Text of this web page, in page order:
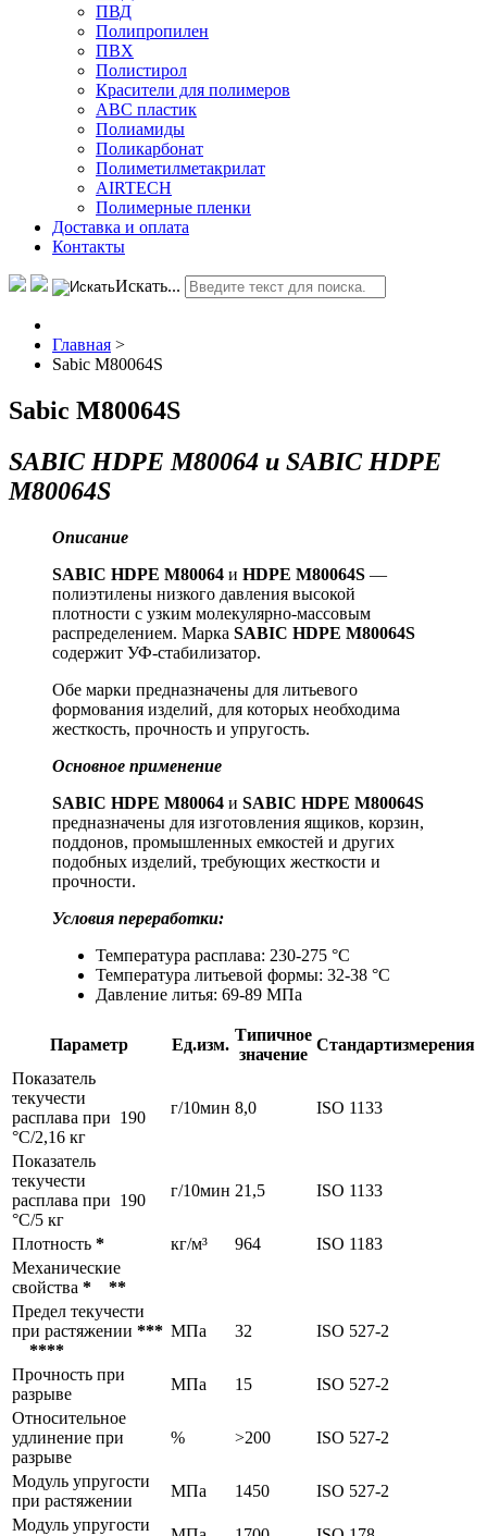
ПВД
Полипропилен
ПВХ
Полистирол
Красители для полимеров
АВС пластик
Полиамиды
Поликарбонат
Полиметилметакрилат
AIRTECH
Полимерные пленки
Доставка и оплата
Контакты
Искать...
Главная >
Sabic M80064S
Sabic M80064S
SABIC HDPE М80064 и SABIC HDPE
М80064S
Описание
SABIC HDPE М80064 и HDPE М80064S —
полиэтилены низкого давления высокой
плотности с узким молекулярно-массовым
распределением. Марка SABIC HDPE М80064S
содержит УФ-стабилизатор.
Обе марки предназначены для литьевого
формования изделий, для которых необходима
жесткость, прочность и упругость.
Основное применение
SABIC HDPE М80064 и SABIC HDPE М80064S
предназначены для изготовления ящиков, корзин,
поддонов, промышленных емкостей и других
подобных изделий, требующих жесткости и
прочности.
Условия переработки:
Температура расплава: 230-275 °С
Температура литьевой формы: 32-38 °С
Давление литья: 69-89 МПа
Параметр Ед.изм.
Типичное
значение
Стандартизмерения
Показатель
текучести
расплава при 190
°С/2,16 кг
г/10мин 8,0 ISO 1133
Показатель
текучести
расплава при 190
°С/5 кг
г/10мин 21,5 ISO 1133
Плотность * кг/м³ 964
ISO 1183
Механические
свойства * **
Предел текучести
при растяжении ***
****
МПа 32 ISO 527-2
Прочность при
разрыве
МПа 15
ISO 527-2
Относительное
удлинение при
разрыве
% >200 ISO 527-2
Модуль упругости
при растяжении
МПа 1450
ISO 527-2
Модуль упругости